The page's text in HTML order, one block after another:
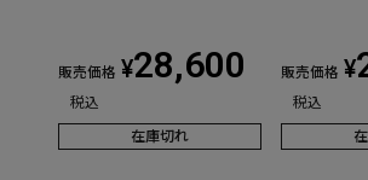
販売価格 ¥28,600
税込
在庫切れ
販売価格 ¥
税込